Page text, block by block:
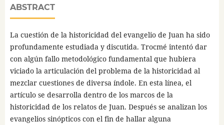
ABSTRACT
La cuestión de la historicidad del evangelio de Juan ha sido
profundamente estudiada y discutida. Trocmé intentó dar
con algún fallo metodológico fundamental que hubiera
viciado la articulación del problema de la historicidad al
mezclar cuestiones de diversa índole. En esta línea, el
artículo se desarrolla dentro de los marcos de la
historicidad de los relatos de Juan. Después se analizan los
evangelios sinópticos con el fin de hallar alguna